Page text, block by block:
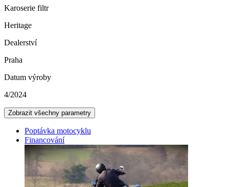
Karoserie filtr
Heritage
Dealerství
Praha
Datum výroby
4/2024
Zobrazit všechny parametry
Poptávka motocyklu
Financování